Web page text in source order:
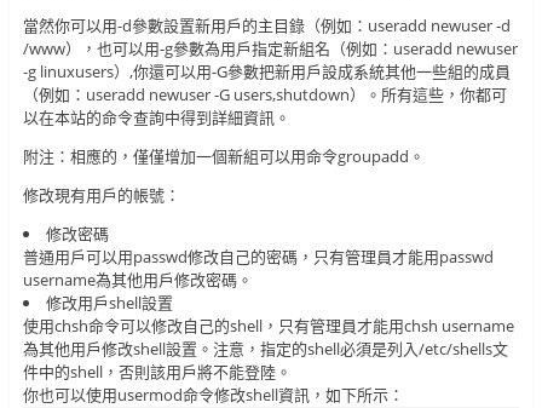
當然你可以用-d參數設置新用戶的主目錄（例如：useradd newuser -d
/www），也可以用-g參數為用戶指定新組名（例如：useradd newuser
-g linuxusers）,你還可以用-G參數把新用戶設成系統其他一些組的成員
（例如：useradd newuser -G users,shutdown）。所有這些，你都可
以在本站的命令查詢中得到詳細資訊。
附注：相應的，僅僅增加一個新組可以用命令groupadd。
修改現有用戶的帳號：
修改密碼
普通用戶可以用passwd修改自己的密碼，只有管理員才能用passwd
username為其他用戶修改密碼。
修改用戶shell設置
使用chsh命令可以修改自己的shell，只有管理員才能用chsh username
為其他用戶修改shell設置。注意，指定的shell必須是列入/etc/shells文
件中的shell，否則該用戶將不能登陸。
你也可以使用usermod命令修改shell資訊，如下所示：